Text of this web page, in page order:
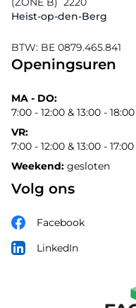
Heist-op-den-Berg
BTW: BE 0879.465.841
Openingsuren
MA - DO:
7:00 - 12:00 & 13:00 - 18:00
VR:
7:00 - 12:00 & 13:00 - 17:00
Weekend: gesloten
Volg ons
Facebook
LinkedIn